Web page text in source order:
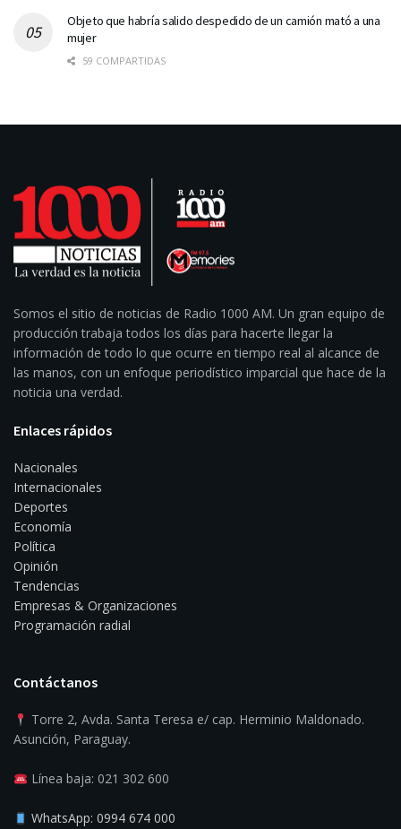
Objeto que habría salido despedido de un camión mató a una
mujer
59 COMPARTIDAS
Somos el sitio de noticias de Radio 1000 AM. Un gran equipo de
producción trabaja todos los días para hacerte llegar la
información de todo lo que ocurre en tiempo real al alcance de
las manos, con un enfoque periodístico imparcial que hace de la
noticia una verdad.
Enlaces rápidos
Nacionales
Internacionales
Deportes
Economía
Política
Opinión
Tendencias
Empresas & Organizaciones
Programación radial
Contáctanos
Torre 2, Avda. Santa Teresa e/ cap. Herminio Maldonado.
Asunción, Paraguay.
Línea baja: 021 302 600
WhatsApp: 0994 674 000